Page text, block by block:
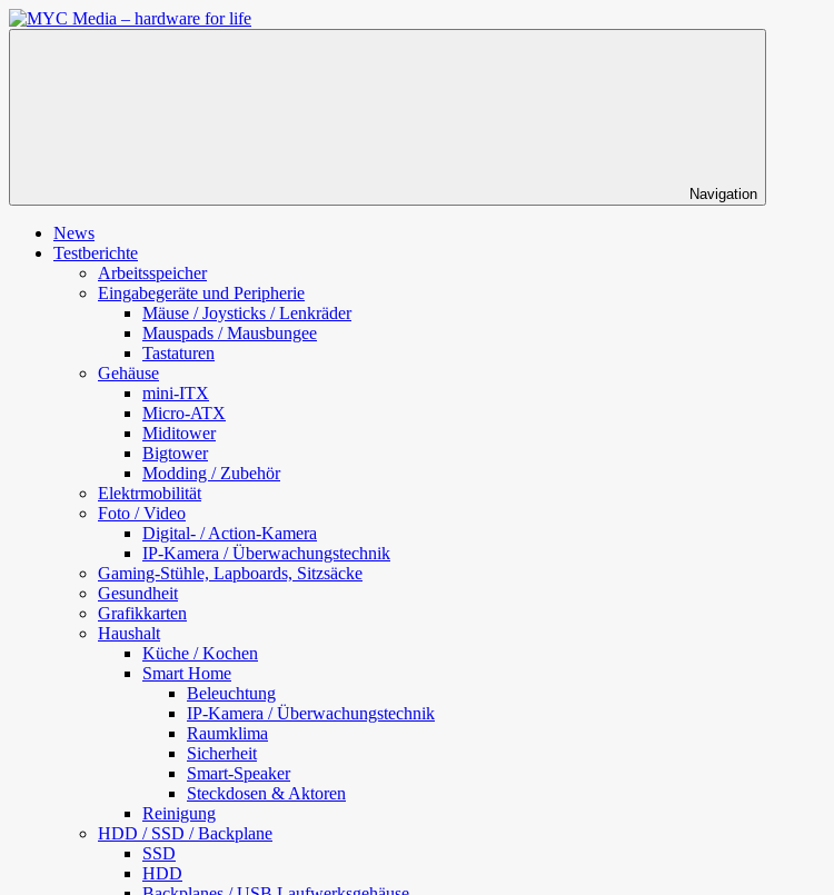
Zum
Inhalt
Navigation
News
Testberichte
Arbeitsspeicher
Eingabegeräte und Peripherie
Mäuse / Joysticks / Lenkräder
Mauspads / Mausbungee
Tastaturen
Gehäuse
mini-ITX
Micro-ATX
Miditower
Bigtower
Modding / Zubehör
Elektrmobilität
Foto / Video
Digital- / Action-Kamera
IP-Kamera / Überwachungstechnik
Gaming-Stühle, Lapboards, Sitzsäcke
Gesundheit
Grafikkarten
Haushalt
Küche / Kochen
Smart Home
Beleuchtung
IP-Kamera / Überwachungstechnik
Raumklima
Sicherheit
Smart-Speaker
Steckdosen & Aktoren
Reinigung
HDD / SSD / Backplane
SSD
HDD